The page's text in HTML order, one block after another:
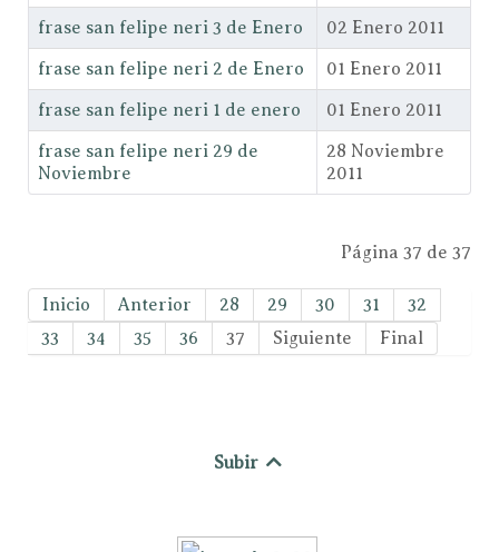
frase san felipe neri 3 de Enero 02 Enero 2011
frase san felipe neri 2 de Enero 01 Enero 2011
frase san felipe neri 1 de enero 01 Enero 2011
frase san felipe neri 29 de
Noviembre
28 Noviembre
2011
Página 37 de 37
Inicio Anterior 28 29 30 31
32
33
34 35 36 37 Siguiente Final
Subir